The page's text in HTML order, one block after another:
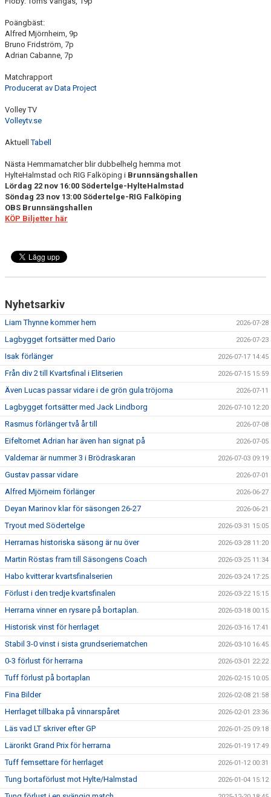
Poängbäst:
Alfred Mjörnheim, 9p
Bruno Fridström, 7p
Adrian Cabanne, 7p
Matchrapport
Producerat av Data Project
Volley TV
Volleytv.se
AktuellTabell
Nästa Hemmamatcher blir dubbelhelg hemma mot
HylteHalmstad och RIG Falköping i Brunnsängshallen
Lördag 22 nov 16:00 Södertelge-HylteHalmstad
Söndag 23 nov 13:00 Södertelge-RIG Falköping
OBS Brunnsängshallen
KÖP Biljetter här
Nyhetsarkiv
Liam Thynne kommer hem 2026-07-28
Lagbygget fortsätter med Dario 2026-07-23
Isak förlänger 2026-07-17 14:45
Från div 2 till Kvartsfinal i Elitserien 2026-07-15 15:59
Även Lucas passar vidare i de grön gula tröjorna 2026-07-11
Lagbygget fortsätter med Jack Lindborg 2026-07-10 12:20
Rasmus förlänger två år till 2026-07-08
Eifeltornet Adrian har även han signat på 2026-07-05
Valdemar är nummer 3 i Brödraskaran 2026-07-03 09:19
Gustav passar vidare 2026-07-01
Alfred Mjörneim förlänger 2026-06-27
Deyan Marinov klar för säsongen 26-27 2026-06-21
Tryout med Södertelge 2026-03-31 15:05
Herrarnas historiska säsong är nu över 2026-03-28 11:20
Martin Röstas fram till Säsongens Coach 2026-03-25 11:34
Habo kvitterar kvartsfinalserien 2026-03-24 17:25
Förlust i den tredje kvartsfinalen 2026-03-22 15:15
Herrarna vinner en rysare på bortaplan. 2026-03-18 00:15
Historisk vinst för herrlaget 2026-03-16 17:41
Stabil 3-0 vinst i sista grundseriematchen 2026-03-10 16:45
0-3 förlust för herrarna 2026-03-01 22:22
Tuff förlust på bortaplan 2026-02-15 10:05
Fina Bilder 2026-02-08 21:58
Herrlaget tillbaka på vinnarspåret 2026-02-01 23:36
Läs vad LT skriver efter GP 2026-01-25 09:18
Lärorikt Grand Prix för herrarna 2026-01-19 17:49
Tuff femsettare för herrlaget 2026-01-12 00:31
Tung bortaförlust mot Hylte/Halmstad 2026-01-04 15:12